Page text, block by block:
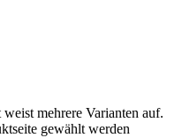
mehrere Varianten auf.
gewählt werden